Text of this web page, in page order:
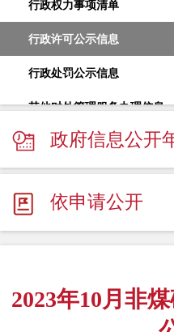
行政权力事项清单
行政许可公示信息
行政处罚公示信息
其他对外管理服务办理信息
政府信息公开
依申请公开
2023年10月非